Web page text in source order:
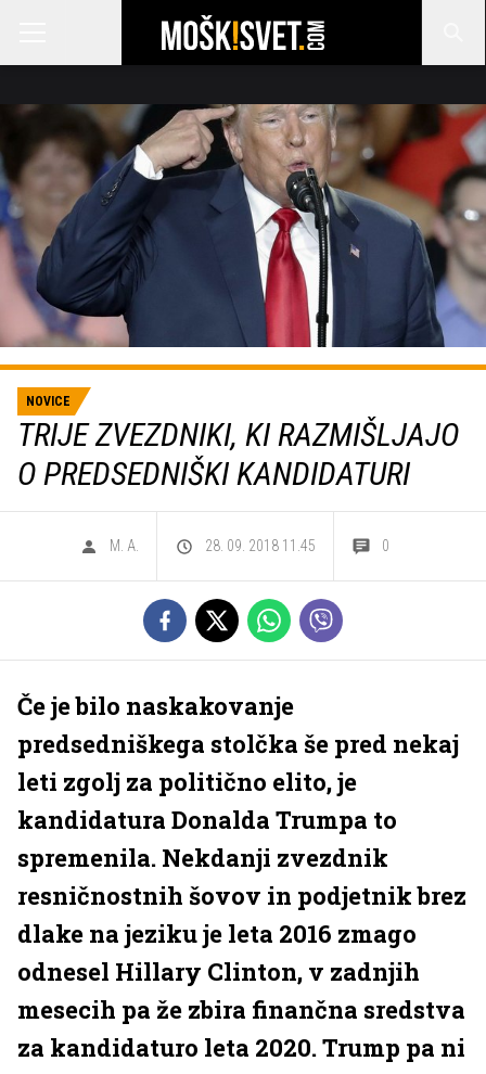
NOVICE
TRIJE ZVEZDNIKI, KI RAZMIŠLJAJO
O PREDSEDNIŠKI KANDIDATURI
M. A. 28. 09. 2018 11.45 0
Če je bilo naskakovanje
predsedniškega stolčka še pred nekaj
leti zgolj za politično elito, je
kandidatura Donalda Trumpa to
spremenila. Nekdanji zvezdnik
resničnostnih šovov in podjetnik brez
dlake na jeziku je leta 2016 zmago
odnesel Hillary Clinton, v zadnjih
mesecih pa že zbira finančna sredstva
za kandidaturo leta 2020. Trump pa ni